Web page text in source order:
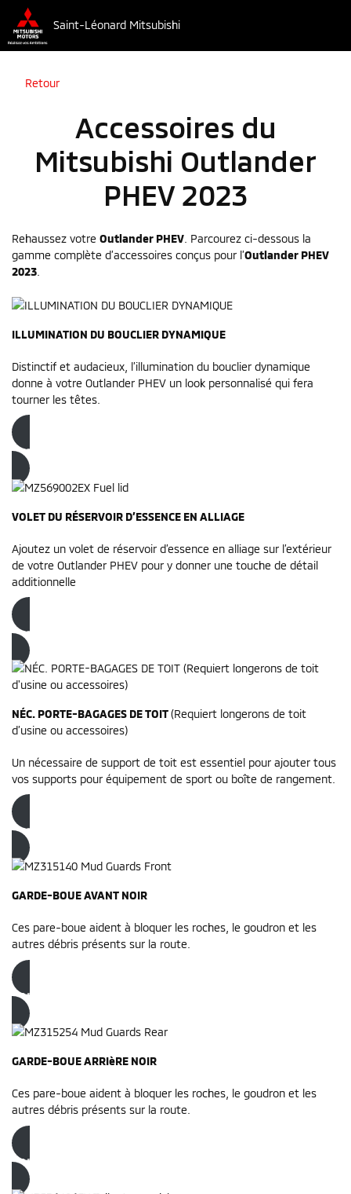
Saint-Léonard Mitsubishi
Retour
Accessoires du
Mitsubishi Outlander
PHEV 2023
Rehaussez votre Outlander PHEV . Parcourez ci-dessous la
gamme complète d’accessoires conçus pour l’Outlander PHEV
2023
ILLUMINATION DU BOUCLIER DYNAMIQUE
Distinctif et audacieux, l’illumination du bouclier dynamique
donne à votre Outlander PHEV un look personnalisé qui fera
tourner les têtes.
Commandez dès maintenant
VOLET DU RÉSERVOIR D’ESSENCE EN ALLIAGE
Ajoutez un volet de réservoir d’essence en alliage sur l’extérieur
de votre Outlander PHEV pour y donner une touche de détail
additionnelle
Commandez dès maintenant
NÉC. PORTE-BAGAGES DE TOIT(Requiert longerons de toit
d’usine ou accessoires)
Un nécessaire de support de toit est essentiel pour ajouter tous
vos supports pour équipement de sport ou boîte de rangement.
Commandez dès maintenant
GARDE-BOUE AVANT NOIR
Ces pare-boue aident à bloquer les roches, le goudron et les
autres débris présents sur la route.
Commandez dès maintenant
GARDE-BOUE ARRIèRE NOIR
Ces pare-boue aident à bloquer les roches, le goudron et les
autres débris présents sur la route.
Commandez dès maintenant